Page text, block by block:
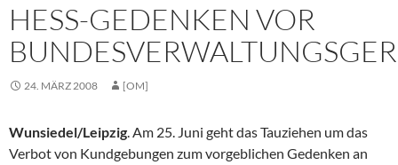
HESS-GEDENKEN VOR B
24. MÄRZ 2008 [OM]
Wunsiedel/Leipzig. Am 25. Juni geht das Tauziehen um das
Verbot von Kundgebungen zum vorgeblichen Gedenken an